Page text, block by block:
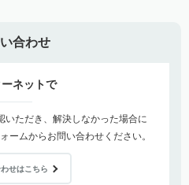
合わせ
ネットで
いただき、解決しなかった場合に
ームからお問い合わせください。
せはこちら